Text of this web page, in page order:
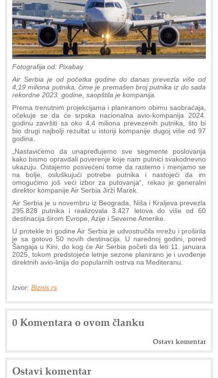
Fotografija od: Pixabay
Air Serbia je od početka godine do danas prevezla više od
4,19 miliona putnika, čime je premašen broj putnika iz do sada
rekordne 2023. godine, saopštila je kompanija.
Prema trenutnim projekcijama i planiranom obimu saobraćaja,
očekuje se da će srpska nacionalna avio-kompanija 2024.
godinu završiti sa oko 4,4 miliona prevezenih putnika, što bi
bio drugi najbolji rezultat u istoriji kompanije dugoj više od 97
godina.
„Nastavićemo da unapređujemo sve segmente poslovanja
kako bismo opravdali poverenje koje nam putnici svakodnevno
ukazuju. Ostajemo posvećeni tome da rastemo i menjamo se
na bolje, osluškujući potrebe putnika i nastojeći da im
omogućimo još veći izbor za putovanja“, rekao je generalni
direktor kompanije Air Serbia Jirži Marek.
Air Serbia je u novembru iz Beograda, Niša i Kraljeva prevezla
295.828 putnika i realizovala 3.427 letova do više od 60
destinacija širom Evrope, Azije i Severne Amerike.
U protekle tri godine Air Serbia je udvostručila mrežu i proširila
je sa gotovo 50 novih destinacija. U narednoj godini, pored
Šangaja u Kini, do kog će Air Serbia početi da leti 11. januara
2025, tokom predstojeće letnje sezone planirano je i uvođenje
direktnih avio-linija do popularnih ostrva na Mediteranu.
Izvor: Biznis.rs
0 Komentara o ovom članku
Ostavi komentar
Ostavi komentar